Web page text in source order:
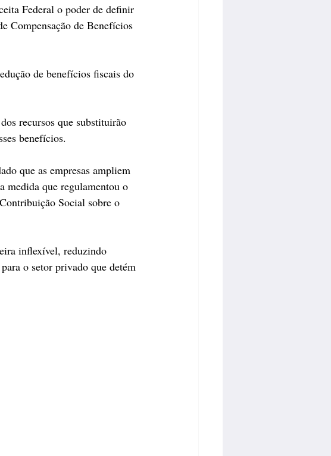
Federal o poder de definir
Compensação de Benefícios
de benefícios fiscais do
recursos que substituirão
benefícios.
que as empresas ampliem
medida que regulamentou o
Social sobre o
inflexível, reduzindo
o setor privado que detém